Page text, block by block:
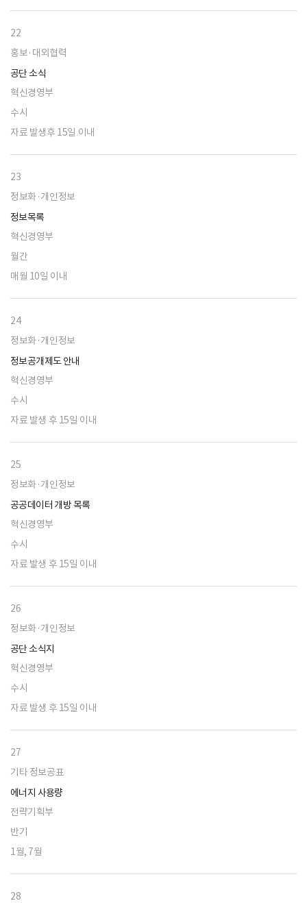
22
홍보·대외협력
공단 소식
혁신경영부
수시
자료 발생후 15일 이내
23
정보화·개인정보
정보목록
혁신경영부
월간
매월 10일 이내
24
정보화·개인정보
정보공개제도 안내
혁신경영부
수시
자료 발생 후 15일 이내
25
정보화·개인정보
공공데이터 개방 목록
혁신경영부
수시
자료 발생 후 15일 이내
26
정보화·개인정보
공단 소식지
혁신경영부
수시
자료 발생 후 15일 이내
27
기타 정보공표
에너지 사용량
전략기획부
반기
1월, 7월
28